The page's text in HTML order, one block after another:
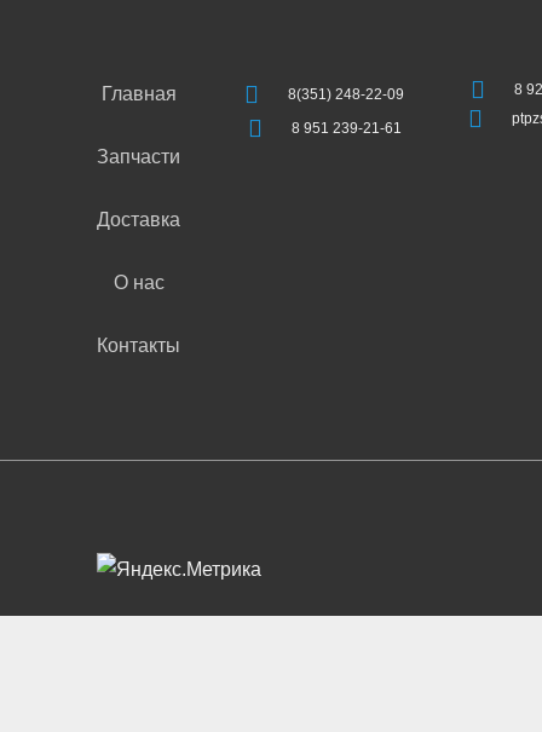
Главная
Запчасти
Доставка
О нас
Контакты
8(351) 248-22-09
8 951 239-21-61
8